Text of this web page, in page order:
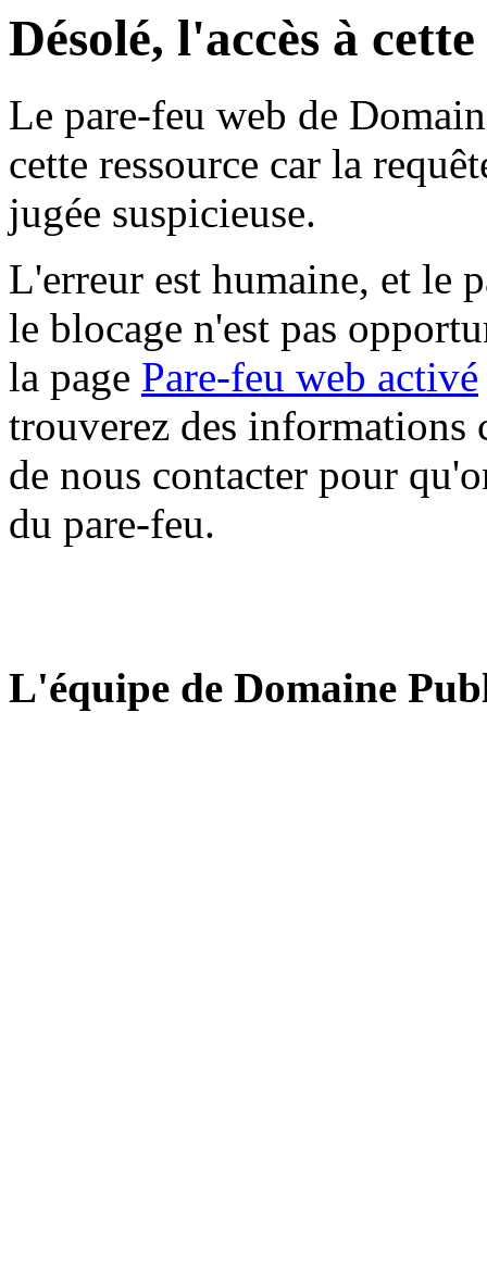
Désolé, l'accès à
Le pare-feu web de
cette ressource car la
jugée suspicieuse.
L'erreur est humaine, et le
le blocage n'est pas
la page Pare-feu web activé
trouverez des informations
de nous contacter pour
du pare-feu.
L'équipe de Domaine